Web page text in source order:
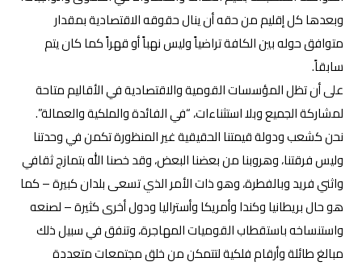
وبعدها كل إقليم من حقه أن ينال حقوقه الاقتصادية بمقدار
متوافق حوله بين الكافة تراضياً وليس نهباً أو قهراً كما كان يتم
سابقاً.
على أن تظل المؤسسات القومية والاقتصادية في الأقاليم متاحة
لمشاركة الجميع وبلا استثناءات، “في الفائدة والملكية والعمالة”.
نحن كشعب ودولة قيمتنا الحقيقية غير المنظورة تكمن في وحدتنا
وليس فرقتنا، وهروبنا من بعضنا البعض، وقد خصنا الله بتمازج ثقافي
واثني فريد وبالفطرة، وهو ذات الأمر الذي تسعى بلدان كبيرة – كما
هو حال بريطانيا وكندا وأمريكا وأستراليا ودول أخرى كثيرة – لصنعه
واستنساخه باستقطاب القوميات المهاجرة، وتنفق في سبيل ذلك
مبالغ طائلة وأرقام فلكية لتتمكن من خلق مجتمعات متعددة